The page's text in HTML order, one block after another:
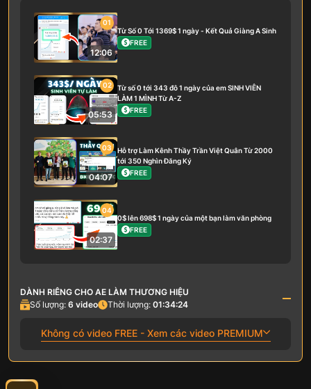
01
12:06
Từ Số 0 Tới 1369$ 1 ngày - Kết Quả Giàng A Sinh
FREE
02
05:53
Từ số 0 tới 343 đô 1 ngày của em SINH VIÊN
LÀM 1 MÌNH Từ A-Z
FREE
03
04:07
Hỗ trợ Làm Kênh Thầy Trần Việt Quân Từ 2000
tới 350 Nghìn Đăng Ký
FREE
04
02:37
0$ lên 698$ 1 ngày của một bạn làm văn phòng
FREE
DÀNH RIÊNG CHO AE LÀM THƯƠNG HIỆU
Số lượng: 6 video Thời lượng: 01:34:24
Không có video FREE - Xem các video PREMIUM